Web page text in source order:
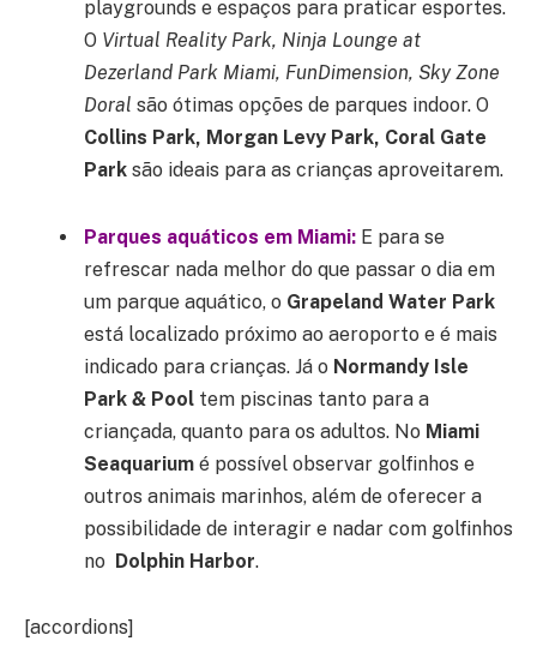
playgrounds e espaços para praticar esportes.
O Virtual Reality Park, Ninja Lounge at
Dezerland Park Miami, FunDimension, Sky Zone
Doral são ótimas opções de parques indoor. O
Collins Park, Morgan Levy Park, Coral Gate
Park são ideais para as crianças aproveitarem.
Parques aquáticos em Miami: E para se
refrescar nada melhor do que passar o dia em
um parque aquático, o Grapeland Water Park
está localizado próximo ao aeroporto e é mais
indicado para crianças. Já o Normandy Isle
Park & Pool tem piscinas tanto para a
criançada, quanto para os adultos. No Miami
Seaquarium é possível observar golfinhos e
outros animais marinhos, além de oferecer a
possibilidade de interagir e nadar com golfinhos
no Dolphin Harbor.
[accordions]